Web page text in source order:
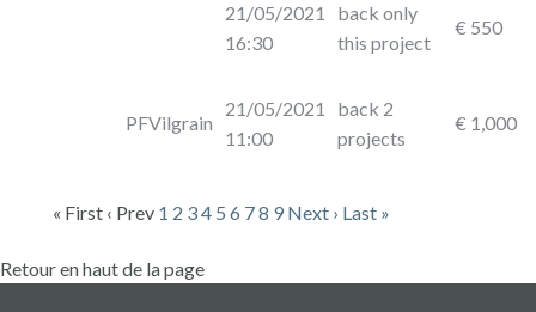
21/05/2021
16:30
back only
this project
€ 550
PFVilgrain
21/05/2021
11:00
back 2
projects
€ 1,000
« First ‹ Prev 1 2 34 5 6 78 9 Next › Last »
Retour en haut de la page